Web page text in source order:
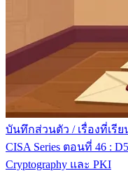
บันทึกส่วนตัว / เรื่องที่เรี
CISA Series ตอนที่ 46 :
Cryptography และ PKI